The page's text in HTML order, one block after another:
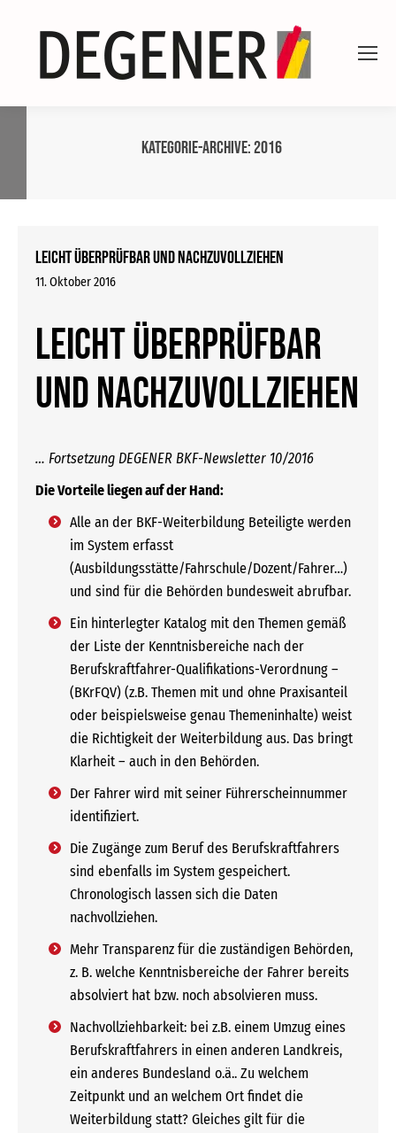
Kategorie-Archive:2016
Leicht überprüfbar und nachzuvollziehen
11. Oktober 2016
Leicht überprüfbar
und nachzuvollziehen
… Fortsetzung DEGENER BKF-Newsletter 10/2016
Die Vorteile liegen auf der Hand:
Alle an der BKF-Weiterbildung Beteiligte werden
im System erfasst
(Ausbildungsstätte/Fahrschule/Dozent/Fahrer…)
und sind für die Behörden bundesweit abrufbar.
Ein hinterlegter Katalog mit den Themen gemäß
der Liste der Kenntnisbereiche nach der
Berufskraftfahrer-Qualifikations-Verordnung –
(BKrFQV) (z.B. Themen mit und ohne Praxisanteil
oder beispielsweise genau Themeninhalte) weist
die Richtigkeit der Weiterbildung aus. Das bringt
Klarheit – auch in den Behörden.
Der Fahrer wird mit seiner Führerscheinnummer
identifiziert.
Die Zugänge zum Beruf des Berufskraftfahrers
sind ebenfalls im System gespeichert.
Chronologisch lassen sich die Daten
nachvollziehen.
Mehr Transparenz für die zuständigen Behörden,
z. B. welche Kenntnisbereiche der Fahrer bereits
absolviert hat bzw. noch absolvieren muss.
Nachvollziehbarkeit: bei z.B. einem Umzug eines
Berufskraftfahrers in einen anderen Landkreis,
ein anderes Bundesland o.ä.. Zu welchem
Zeitpunkt und an welchem Ort findet die
Weiterbildung statt? Gleiches gilt für die